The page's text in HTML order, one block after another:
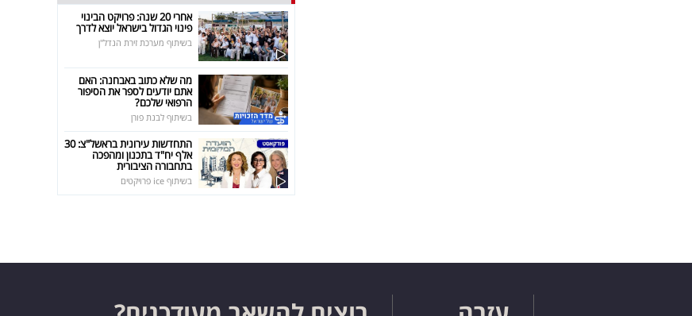
אחרי 20 שנה: פרויקט הבינוי
פינוי הגדול בישראל יוצא לדרך
בשיתוף מערכת זירת הנדל"ן
מה שלא כתוב באבחנה: האם
אתם יודעים לספר את הסיפור
הרפואי שלכם?
בשיתוף לבנת פורן
התחדשות עירונית בראשל"צ: 30
אלף יח"ד בתכנון ומהפכה
בתחבורה הציבורית
בשיתוף ice פרויקטים